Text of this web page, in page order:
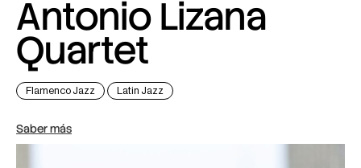
Antonio Lizana
Quartet
Flamenco Jazz Latin Jazz
Saber más